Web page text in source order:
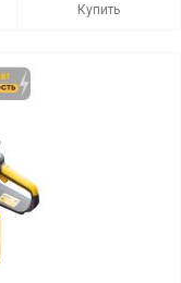
Купить